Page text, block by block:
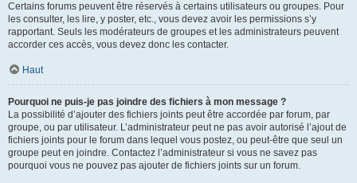
Certains forums peuvent être réservés à certains utilisateurs ou groupes. Pour
les consulter, les lire, y poster, etc., vous devez avoir les permissions s’y
rapportant. Seuls les modérateurs de groupes et les administrateurs peuvent
accorder ces accès, vous devez donc les contacter.
Haut
Pourquoi ne puis-je pas joindre des fichiers à mon message ?
La possibilité d’ajouter des fichiers joints peut être accordée par forum, par
groupe, ou par utilisateur. L’administrateur peut ne pas avoir autorisé l’ajout de
fichiers joints pour le forum dans lequel vous postez, ou peut-être que seul un
groupe peut en joindre. Contactez l’administrateur si vous ne savez pas
pourquoi vous ne pouvez pas ajouter de fichiers joints sur un forum.